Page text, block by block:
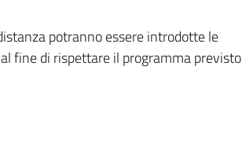
potranno essere introdotte le
fine di rispettare il programma previsto